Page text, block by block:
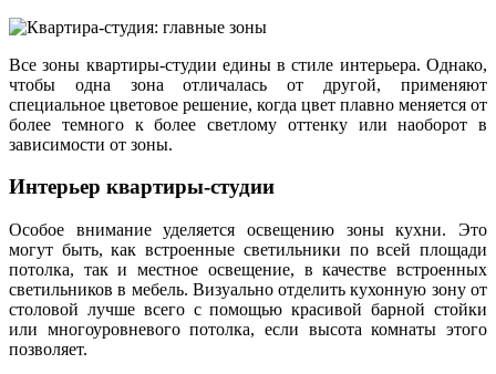
Все зоны квартиры-студии едины в стиле интерьера. Однако,
чтобы одна зона отличалась от другой, применяют
специальное цветовое решение, когда цвет плавно меняется от
более темного к более светлому оттенку или наоборот в
зависимости от зоны.
Интерьер квартиры-студии
Особое внимание уделяется освещению зоны кухни. Это
могут быть, как встроенные светильники по всей площади
потолка, так и местное освещение, в качестве встроенных
светильников в мебель. Визуально отделить кухонную зону от
столовой лучше всего с помощью красивой барной стойки
или многоуровневого потолка, если высота комнаты этого
позволяет.